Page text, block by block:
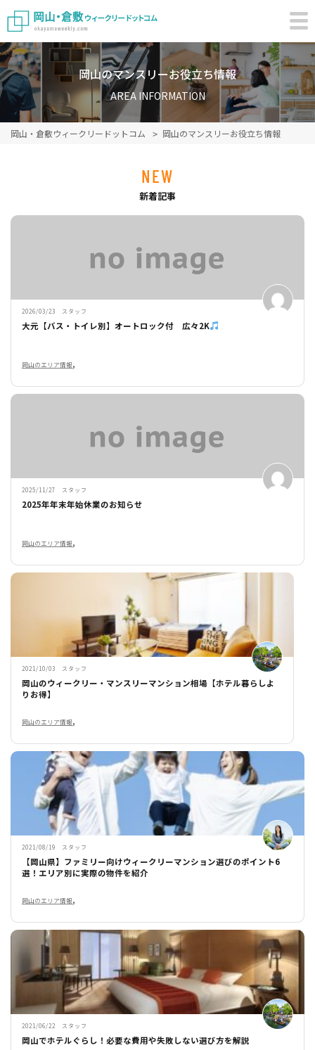
岡山のマンスリーお役立ち情報
AREA INFORMATION
岡山・倉敷ウィークリードットコム 岡山のマンスリーお役立ち情報
NEW
新着記事
2026/03/23 スタッフ
大元【バス・トイレ別】オートロック付 広々2K
岡山のエリア情報,
2025/11/27 スタッフ
2025年年末年始休業のお知らせ
岡山のエリア情報,
2021/10/03 スタッフ
岡山のウィークリー・マンスリーマンション相場【ホテル暮らしよ
りお得】
岡山のエリア情報,
2021/08/19 スタッフ
【岡山県】ファミリー向けウィークリーマンション選びのポイント6
選！エリア別に実際の物件を紹介
岡山のエリア情報,
2021/06/22 スタッフ
岡山でホテルぐらし！必要な費用や失敗しない選び方を解説